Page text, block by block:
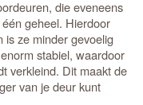
die eveneens
geheel. Hierdoor
is ze minder gevoelig
stabiel, waardoor
verkleind. Dit maakt de
van je deur kunt